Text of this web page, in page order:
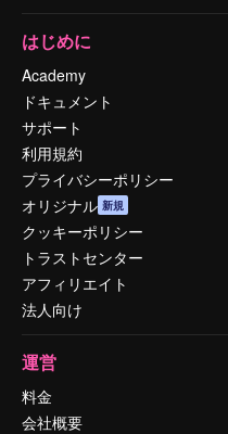
はじめに
Academy
ドキュメント
サポート
利用規約
プライバシーポリシー
オリジナル 新規
クッキーポリシー
トラストセンター
アフィリエイト
法人向け
運営
料金
会社概要